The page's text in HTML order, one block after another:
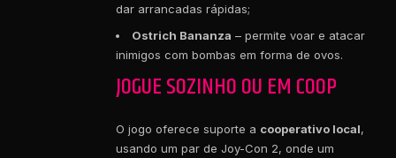
dar arrancadas rápidas;
Ostrich Bananza – permite voar e atacar
inimigos com bombas em forma de ovos.
JOGUE SOZINHO OU EM COOP
O jogo oferece suporte a cooperativo local,
usando um par de Joy-Con 2, onde um